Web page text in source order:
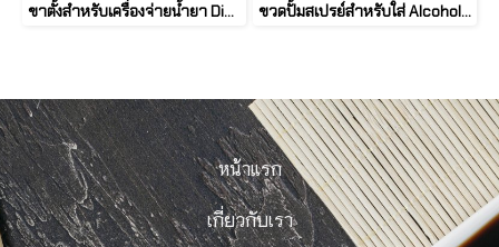
ขาตั้งสำหรับเครื่องจ่ายน้ำยา Dispenser Stand TS-1390 ขวดปั้มสเปรย์สำหรับใส่ Alcohol S-1 / S-Hand
หน้าแรก
เกี่ยวกับเรา